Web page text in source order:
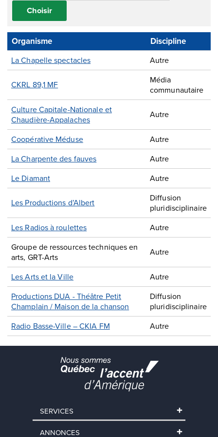
Choisir
Organisme Discipline
La Chapelle spectacles Autre
CKRL 89,1 MF
Média
communautaire
Culture Capitale-Nationale et
Chaudière-Appalaches
Autre
Coopérative Méduse
Autre
La Charpente des fauves
Autre
Le Diamant
Autre
Les Productions d’Albert
Diffusion
pluridisciplinaire
Les Radios à roulettes
Autre
Groupe de ressources techniques en
arts, GRT-Arts
Autre
Les Arts et la Ville
Autre
Productions DUA - Théâtre Petit
Champlain / Maison de la chanson
Diffusion
pluridisciplinaire
Radio Basse-Ville – CKIA FM
Autre
SERVICES
ANNONCES